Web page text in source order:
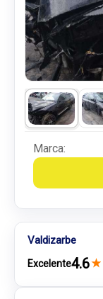
Marca:
Valdizarbe
Excelente4.6★